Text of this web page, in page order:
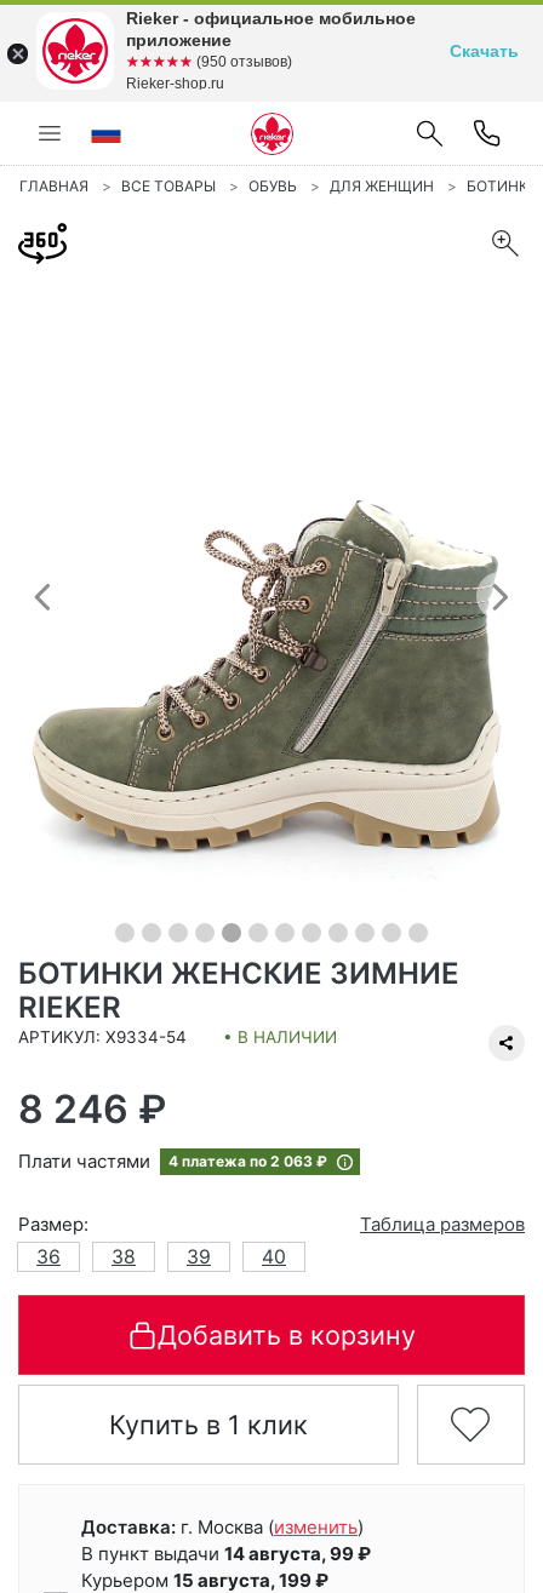
ГЛАВНАЯ ВСЕ ТОВАРЫ ОБУВЬ ДЛЯ ЖЕНЩИН БОТИНКИ
Предыдущий
БОТИНКИ ЖЕНСКИЕ ЗИМНИЕ
RIEKER
АРТИКУЛ: X9334-54 • В НАЛИЧИИ
8 246 ₽
Плати частями 4 платежа по 2 063 ₽
Размер:
Таблица размеров
36
38 39 40
Добавить в корзину
Купить в 1 клик
Доставка: г. Москва (изменить)
В пункт выдачи 14 августа, 99 ₽
Курьером 15 августа, 199 ₽
Rieker - официальное мобильное
приложение
☆☆☆☆☆
★★★★★ (950 отзывов)
Rieker-shop.ru
Скачать